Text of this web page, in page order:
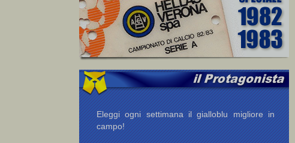
Eleggi ogni settimana il gialloblu migliore in
campo!